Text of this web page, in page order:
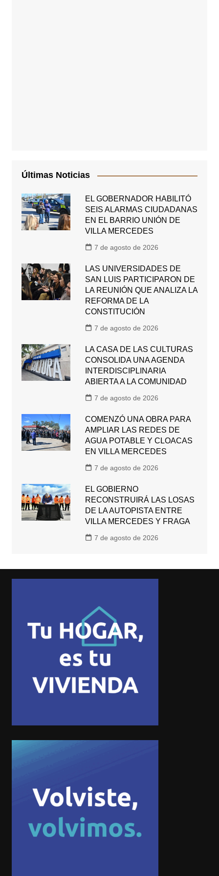
Últimas Noticias
EL GOBERNADOR HABILITÓ
SEIS ALARMAS CIUDADANAS
EN EL BARRIO UNIÓN DE
VILLA MERCEDES
7 de agosto de 2026
LAS UNIVERSIDADES DE
SAN LUIS PARTICIPARON DE
LA REUNIÓN QUE ANALIZA LA
REFORMA DE LA
CONSTITUCIÓN
7 de agosto de 2026
LA CASA DE LAS CULTURAS
CONSOLIDA UNA AGENDA
INTERDISCIPLINARIA
ABIERTA A LA COMUNIDAD
7 de agosto de 2026
COMENZÓ UNA OBRA PARA
AMPLIAR LAS REDES DE
AGUA POTABLE Y CLOACAS
EN VILLA MERCEDES
7 de agosto de 2026
EL GOBIERNO
RECONSTRUIRÁ LAS LOSAS
DE LA AUTOPISTA ENTRE
VILLA MERCEDES Y FRAGA
7 de agosto de 2026